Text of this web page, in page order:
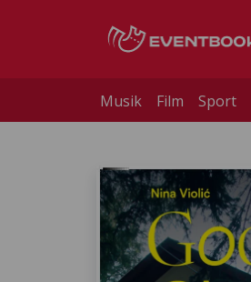
Musik Film Sport